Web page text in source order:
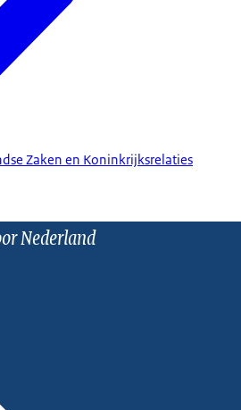
Zaken en Koninkrijksrelaties
Nederland